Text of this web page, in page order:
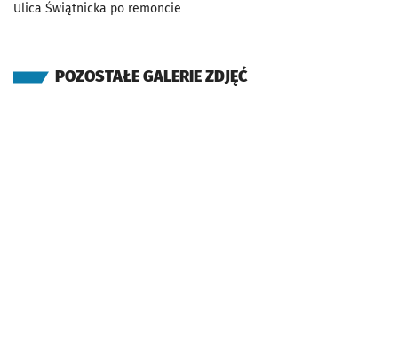
Ulica Świątnicka po remoncie
POZOSTAŁE GALERIE ZDJĘĆ